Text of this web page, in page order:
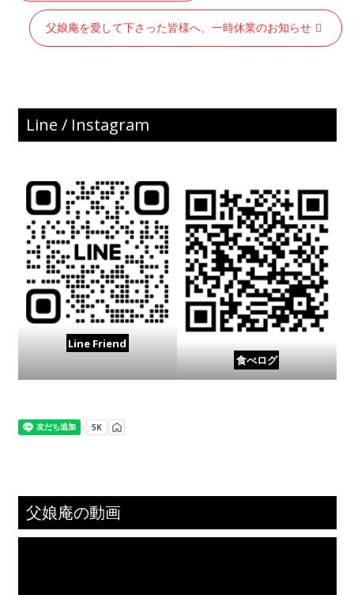
父娘庵を愛して下さった皆様へ、一時休業のお知らせ
Line / Instagram
Line Friend
食べログ
父娘庵の動画